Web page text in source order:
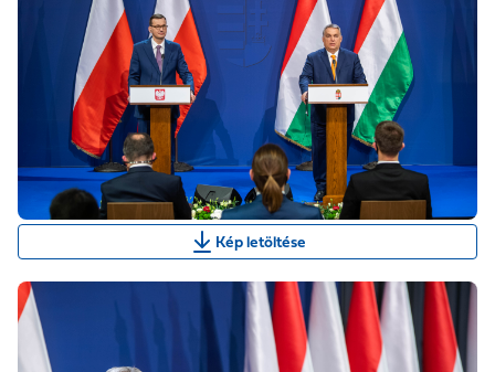
Kép letöltése